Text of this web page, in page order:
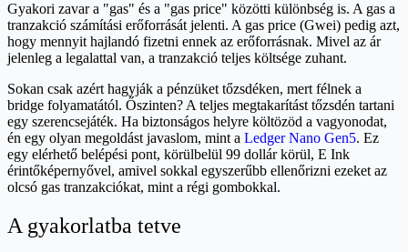
Gyakori zavar a "gas" és a "gas price" közötti különbség is. A gas a
tranzakció számítási erőforrását jelenti. A gas price (Gwei) pedig azt,
hogy mennyit hajlandó fizetni ennek az erőforrásnak. Mivel az ár
jelenleg a legalattal van, a tranzakció teljes költsége zuhant.
Sokan csak azért hagyják a pénzüket tőzsdéken, mert félnek a
bridge folyamatától. Őszinten? A teljes megtakarítást tőzsdén tartani
egy szerencsejáték. Ha biztonságos helyre költözöd a vagyonodat,
én egy olyan megoldást javaslom, mint a Ledger Nano Gen5. Ez
egy elérhető belépési pont, körülbelül 99 dollár körül, E Ink
érintőképernyővel, amivel sokkal egyszerűbb ellenőrizni ezeket az
olcsó gas tranzakciókat, mint a régi gombokkal.
A gyakorlatba tetve